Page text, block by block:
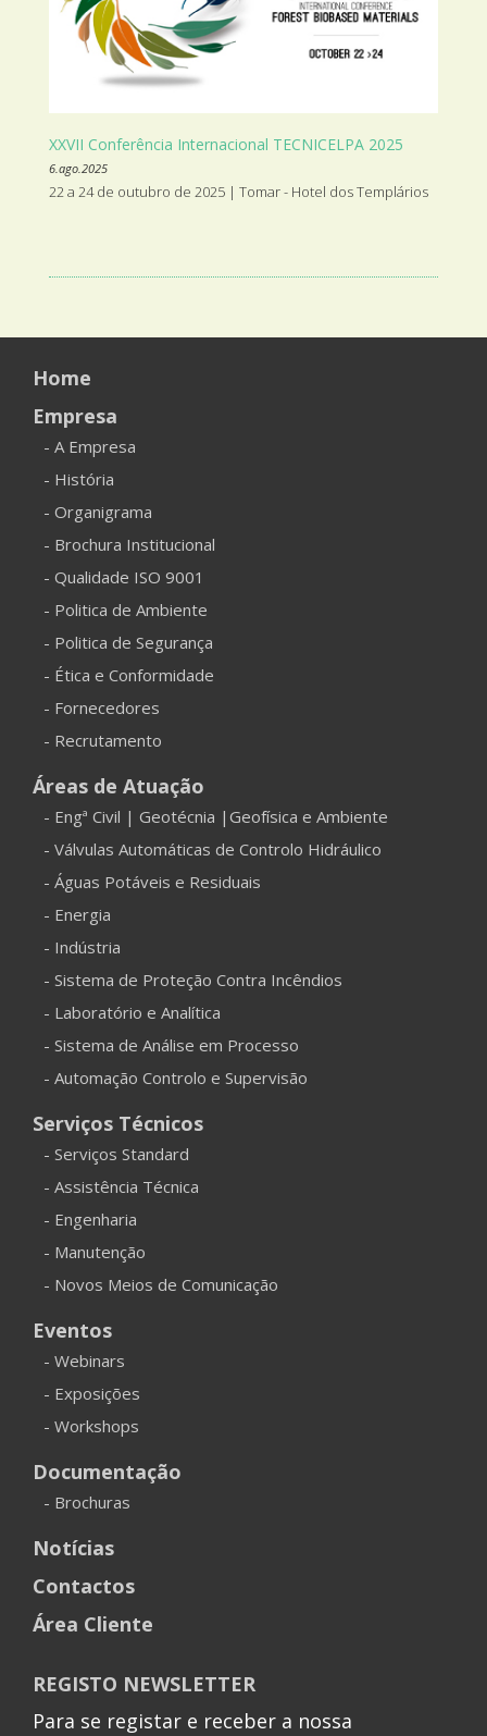
XXVII Conferência Internacional TECNICELPA 2025
6.ago.2025
22 a 24 de outubro de 2025 | Tomar - Hotel dos Templários
Home
Empresa
- A Empresa
- História
- Organigrama
- Brochura Institucional
- Qualidade ISO 9001
- Politica de Ambiente
- Politica de Segurança
- Ética e Conformidade
- Fornecedores
- Recrutamento
Áreas de Atuação
- Engª Civil | Geotécnia |Geofísica e Ambiente
- Válvulas Automáticas de Controlo Hidráulico
- Águas Potáveis e Residuais
- Energia
- Indústria
- Sistema de Proteção Contra Incêndios
- Laboratório e Analítica
- Sistema de Análise em Processo
- Automação Controlo e Supervisão
Serviços Técnicos
- Serviços Standard
- Assistência Técnica
- Engenharia
- Manutenção
- Novos Meios de Comunicação
Eventos
- Webinars
- Exposições
- Workshops
Documentação
- Brochuras
Notícias
Contactos
Área Cliente
REGISTO NEWSLETTER
Para se registar e receber a nossa